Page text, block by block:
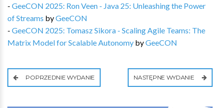
- GeeCON 2025: Ron Veen - Java 25: Unleashing the Power
of Streams byGeeCON
- GeeCON 2025: Tomasz Sikora - Scaling Agile Teams: The
Matrix Model for Scalable Autonomy byGeeCON
POPRZEDNIE WYDANIE NASTĘPNE WYDANIE